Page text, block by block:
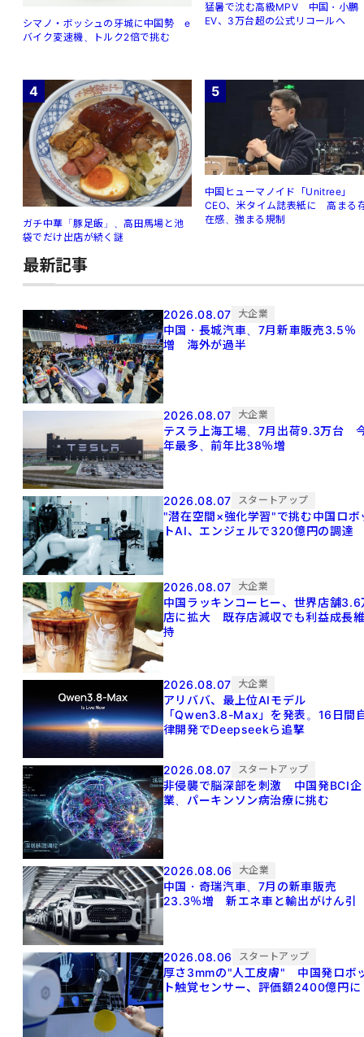
シマノ・ボッシュの牙城に中国勢 e
バイク変速機、トルク2倍で挑む
猛暑で沈む高級MPV 中国・小鵬
EV、3万台超の公式リコールへ
4
ガチ中華「豚足飯」、高田馬場と池
袋でだけ出店が続く謎
5
中国ヒューマノイド「Unitree」
CEO、米タイム誌表紙に 高まる
在感、強まる規制
最新記事
2026.08.07 大企業
中国・長城汽車、7月新車販売3.5％
増 海外が過半
2026.08.07 大企業
テスラ上海工場、7月出荷9.3万台
年最多、前年比38％増
2026.08.07 スタートアップ
"潜在空間×強化学習"で挑む中国ロボ
トAI、エンジェルで320億円の調達
2026.08.07 大企業
中国ラッキンコーヒー、世界店舗3.6
店に拡大 既存店減収でも利益成長
持
2026.08.07 大企業
アリババ、最上位AIモデル
「Qwen3.8-Max」を発表。16日間
律開発でDeepseekら追撃
2026.08.07 スタートアップ
非侵襲で脳深部を刺激 中国発BCI企
業、パーキンソン病治療に挑む
2026.08.06 大企業
中国・奇瑞汽車、7月の新車販売
23.3％増 新エネ車と輸出がけん引
2026.08.06 スタートアップ
厚さ3mmの"人工皮膚" 中国発ロボ
ト触覚センサー、評価額2400億円に